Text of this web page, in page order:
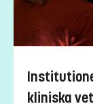
kliniska